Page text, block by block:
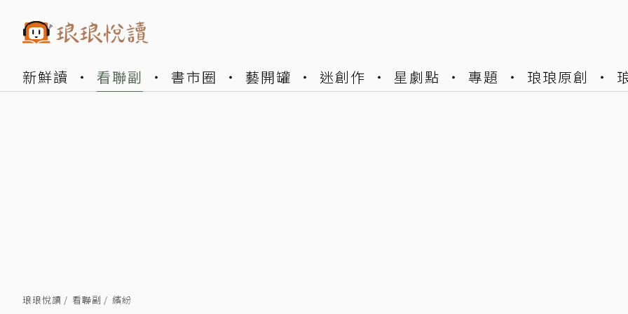
新鮮讀 看聯副 書市圈 藝開罐 迷創作 星劇點 專題 琅琅原創
琅琅悅讀 看聯副 繽紛